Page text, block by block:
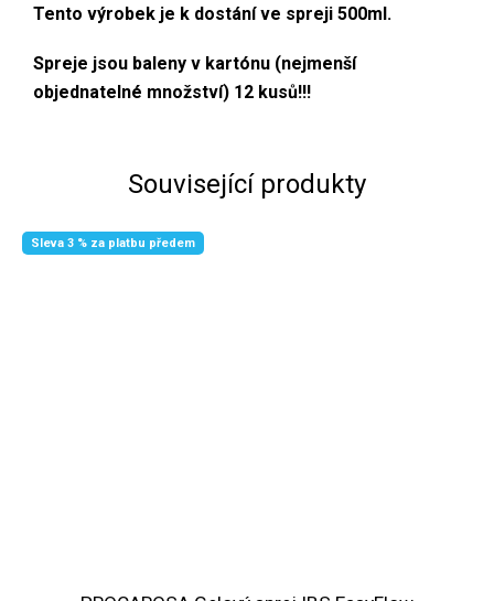
Tento výrobek je k dostání ve spreji 500ml.
Spreje jsou baleny v kartónu (nejmenší
objednatelné množství) 12 kusů!!!
Související produkty
Sleva 3 % za platbu předem